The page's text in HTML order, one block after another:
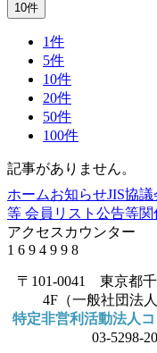
10件
1件
5件
10件
20件
50件
100件
記事がありません。
ホームお知らせJIS協
等 会員リスト 公告等関
アクセスカウンター
1 6 9 4 9 9 8
〒101-0041 東京都
4F（一般社団法
特定非営利活動法人
03-5298-